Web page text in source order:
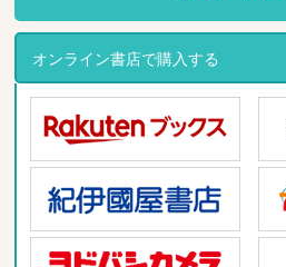
オンライン書店で購入する